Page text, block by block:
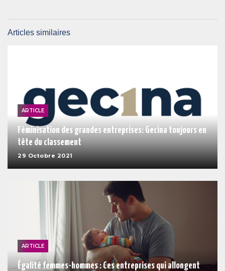
Articles similaires
ARTICLE
Féminisation des grandes entreprises: Gecina toujours en
tête du classement
29 Octobre 2021
ARTICLE
Égalité femmes-hommes : Ces entreprises qui allongent